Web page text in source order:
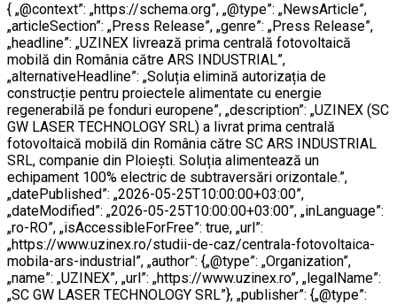
{ „@context”: „https://schema.org”, „@type”: „NewsArticle”,
„articleSection”: „Press Release”, „genre”: „Press Release”,
„headline”: „UZINEX livrează prima centrală fotovoltaică
mobilă din România către ARS INDUSTRIAL”,
„alternativeHeadline”: „Soluția elimină autorizația de
construcție pentru proiectele alimentate cu energie
regenerabilă pe fonduri europene”, „description”: „UZINEX (SC
GW LASER TECHNOLOGY SRL) a livrat prima centrală
fotovoltaică mobilă din România către SC ARS INDUSTRIAL
SRL, companie din Ploiești. Soluția alimentează un
echipament 100% electric de subtraversări orizontale.”,
„datePublished”: „2026-05-25T10:00:00+03:00”,
„dateModified”: „2026-05-25T10:00:00+03:00”, „inLanguage”:
„ro-RO”, „isAccessibleForFree”: true, „url”:
„https://www.uzinex.ro/studii-de-caz/centrala-fotovoltaica-
mobila-ars-industrial”, „author”: {„@type”: „Organization”,
„name”: „UZINEX”, „url”: „https://www.uzinex.ro”, „legalName”:
„SC GW LASER TECHNOLOGY SRL”}, „publisher”: {„@type”: